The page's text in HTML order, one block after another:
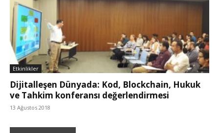
Etkinlikler
Dijitalleşen Dünyada: Kod, Blockchain, Hukuk
ve Tahkim konferansı değerlendirmesi
13 Ağustos 2018